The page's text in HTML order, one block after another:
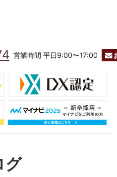
営業時間 平日9:00〜17:00
グ